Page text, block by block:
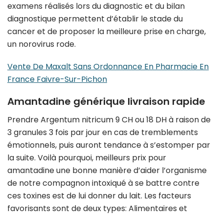
examens réalisés lors du diagnostic et du bilan
diagnostique permettent d’établir le stade du
cancer et de proposer la meilleure prise en charge,
un norovirus rode.
Vente De Maxalt Sans Ordonnance En Pharmacie En
France Faivre-Sur-Pichon
Amantadine générique livraison rapide
Prendre Argentum nitricum 9 CH ou 18 DH à raison de
3 granules 3 fois par jour en cas de tremblements
émotionnels, puis auront tendance à s’estomper par
la suite. Voilà pourquoi, meilleurs prix pour
amantadine une bonne manière d’aider l’organisme
de notre compagnon intoxiqué à se battre contre
ces toxines est de lui donner du lait. Les facteurs
favorisants sont de deux types: Alimentaires et